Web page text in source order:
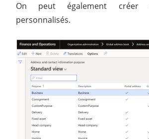
On peut également créer
personnalisés.